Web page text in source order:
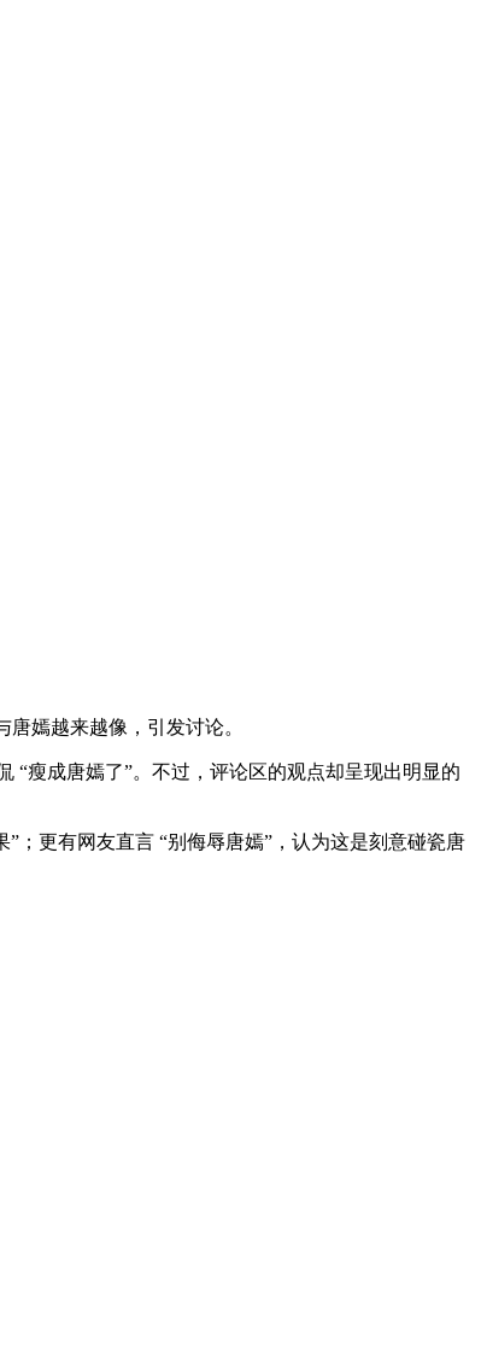
嫣越来越像，引发讨论。
“瘦成唐嫣了”。不过，评论区的观点却呈现出明显的
；更有网友直言 “别侮辱唐嫣”，认为这是刻意碰瓷唐